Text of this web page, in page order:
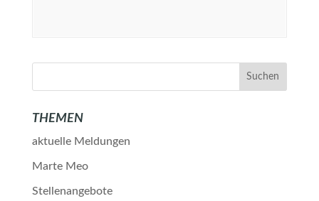
THEMEN
aktuelle Meldungen
Marte Meo
Stellenangebote